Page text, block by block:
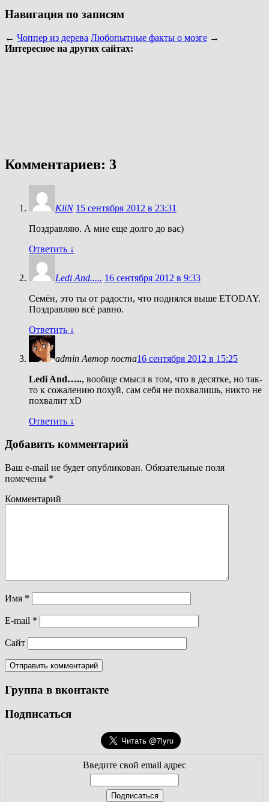
Навигация по записям
← Чоппер из дерева Любопытные факты о мозге →
Интересное на других сайтах:
Комментариев: 3
KliN 15 сентября 2012 в 23:31
Поздравляю. А мне еще долго до вас)
Ответить ↓
Ledi And..... 16 сентября 2012 в 9:33
Семён, это ты от радости, что поднялся выше ETODAY.
Поздравляю всё равно.
Ответить ↓
admin Автор поста16 сентября 2012 в 15:25
Ledi And….., вообще смысл в том, что в десятке, но так-
то к сожалению похуй, сам себя не похвалишь, никто не
похвалит хD
Ответить ↓
Добавить комментарий
Ваш e-mail не будет опубликован. Обязательные поля
помечены *
Комментарий
Имя *
E-mail *
Сайт
Группа в вконтакте
Подписаться
Введите свой email адрес